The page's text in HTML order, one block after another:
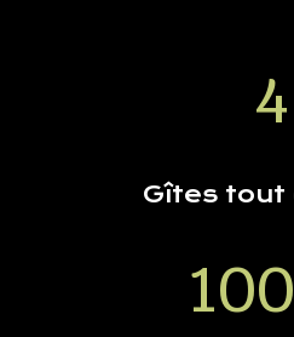
4
Gîtes
100